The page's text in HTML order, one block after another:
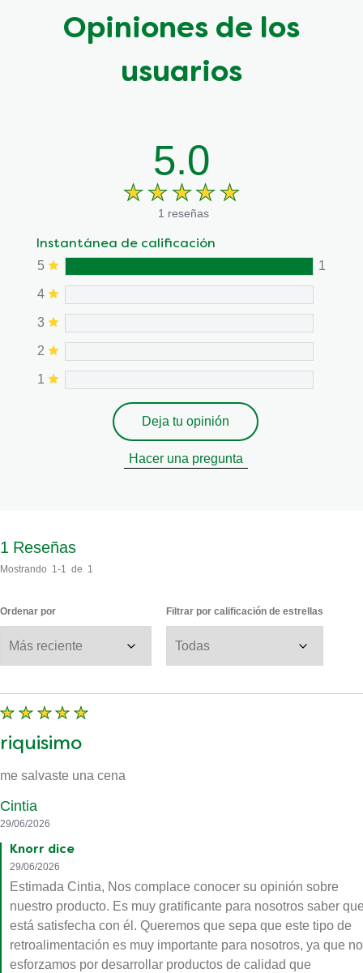
Opiniones de los
usuarios
5.0
1 reseñas
Instantánea de calificación
5 1
4
3
2
1
Deja tu opinión
Hacer una pregunta
1 Reseñas
Mostrando 1-1 de 1
Ordenar por Filtrar por calificación de estrellas
riquisimo
me salvaste una cena
Cintia
29/06/2026
Knorr dice
29/06/2026
Estimada Cintia, Nos complace conocer su opinión sobre
nuestro producto. Es muy gratificante para nosotros saber
está satisfecha con él. Queremos que sepa que este tipo de
retroalimentación es muy importante para nosotros, ya que
esforzamos por desarrollar productos de calidad que